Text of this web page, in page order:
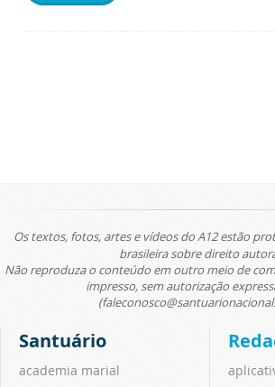
Os textos, fotos, artes e vídeos do A12 estão
brasileira sobre direito
Não reproduza o conteúdo em outro meio de
impresso, sem autorização
Santuário
academia marial